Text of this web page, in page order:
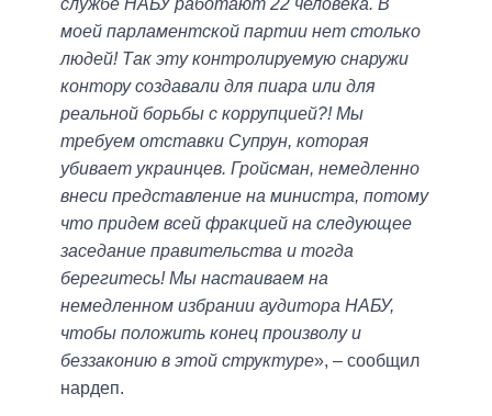
моей парламентской партии нет столько
людей! Так эту контролируемую снаружи
контору создавали для пиара или для
реальной борьбы с коррупцией?! Мы
требуем отставки Супрун, которая
убивает украинцев. Гройсман, немедленно
внеси представление на министра, потому
что придем всей фракцией на следующее
заседание правительства и тогда
берегитесь! Мы настаиваем на
немедленном избрании аудитора НАБУ,
чтобы положить конец произволу и
беззаконию в этой структуре», – сообщил
нардеп.